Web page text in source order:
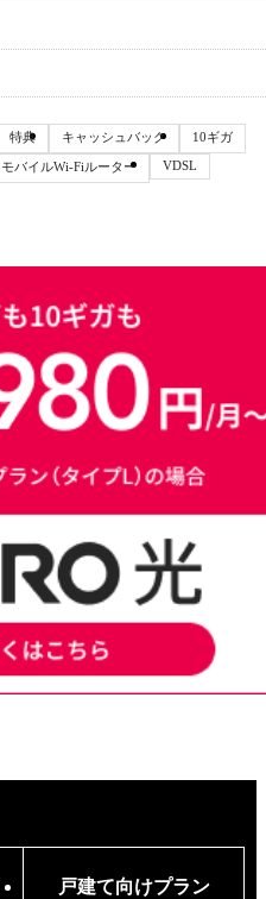
特典 キャッシュバック 10ギガ
モバイルWi-Fiルーター VDSL
戸建て向けプラン